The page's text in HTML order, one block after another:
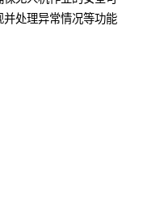
理异常情况等功能